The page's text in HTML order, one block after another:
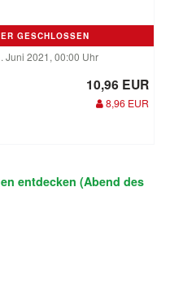
GESCHLOSSEN
Juni 2021, 00:00 Uhr
10,96 EUR
8,96 EUR
entdecken (Abend des